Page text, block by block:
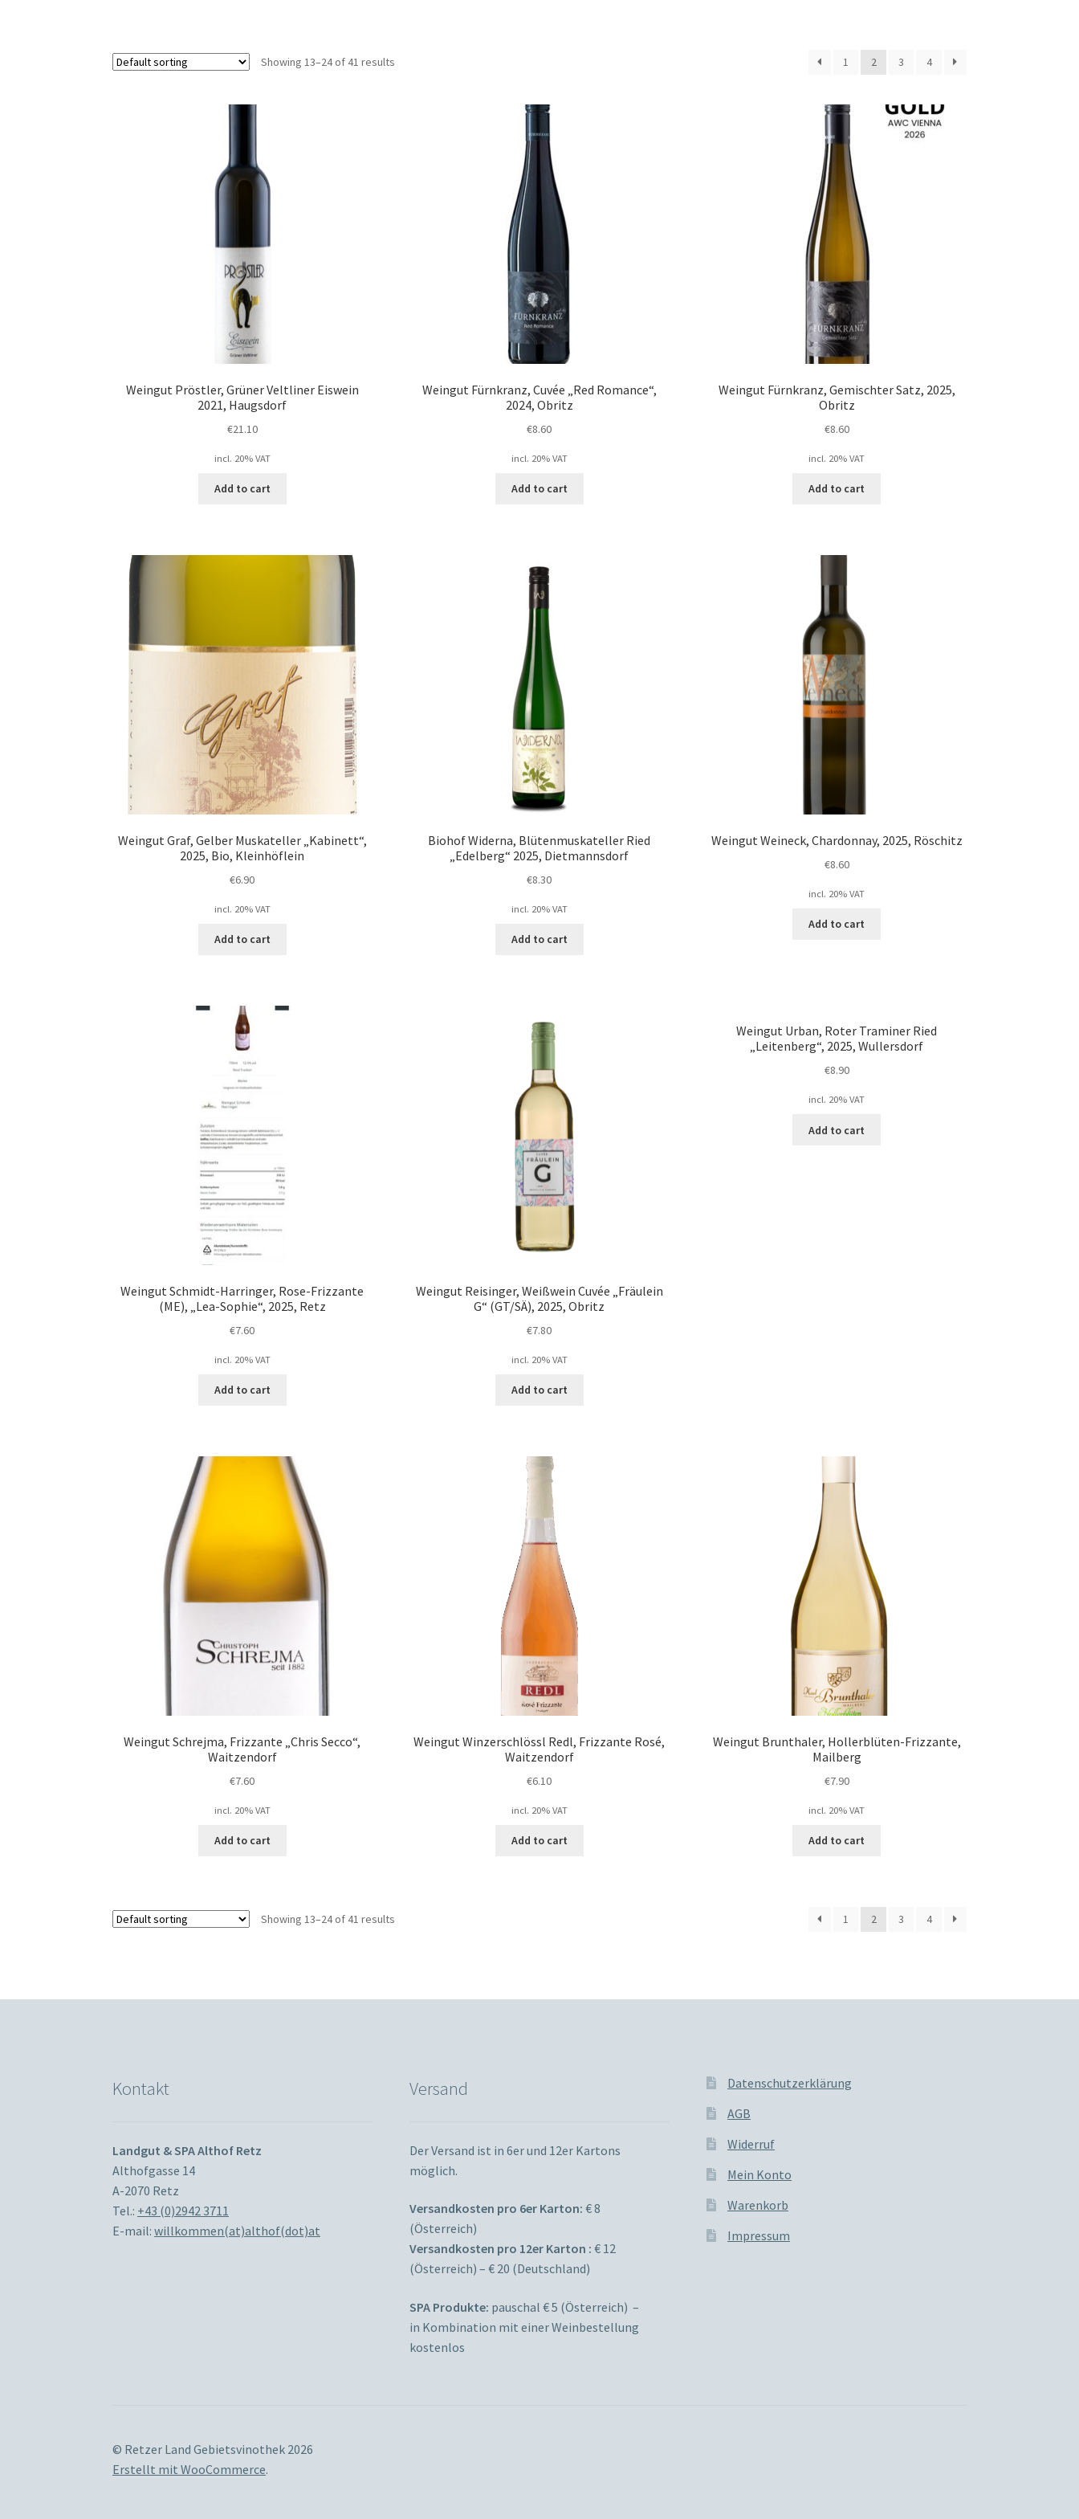
Showing 13–24 of 41 results 1 2 3 4
Weingut Pröstler, Grüner Veltliner Eiswein
2021, Haugsdorf
€21.10
incl. 20% VAT
Add to cart
Weingut Fürnkranz, Cuvée „Red Romance“,
2024, Obritz
€8.60
incl. 20% VAT
Add to cart
Weingut Fürnkranz, Gemischter Satz, 2025,
Obritz
€8.60
incl. 20% VAT
Add to cart
Weingut Graf, Gelber Muskateller „Kabinett“,
2025, Bio, Kleinhöflein
€6.90
incl. 20% VAT
Add to cart
Biohof Widerna, Blütenmuskateller Ried
„Edelberg“ 2025, Dietmannsdorf
€8.30
incl. 20% VAT
Add to cart
Weingut Weineck, Chardonnay, 2025, Röschitz
€8.60
incl. 20% VAT
Add to cart
Weingut Schmidt-Harringer, Rose-Frizzante
(ME), „Lea-Sophie“, 2025, Retz
€7.60
incl. 20% VAT
Add to cart
Weingut Reisinger, Weißwein Cuvée „Fräulein
G“ (GT/SÄ), 2025, Obritz
€7.80
incl. 20% VAT
Add to cart
Weingut Urban, Roter Traminer Ried
„Leitenberg“, 2025, Wullersdorf
€8.90
incl. 20% VAT
Add to cart
Weingut Schrejma, Frizzante „Chris Secco“,
Waitzendorf
€7.60
incl. 20% VAT
Add to cart
Weingut Winzerschlössl Redl, Frizzante Rosé,
Waitzendorf
€6.10
incl. 20% VAT
Add to cart
Weingut Brunthaler, Hollerblüten-Frizzante,
Mailberg
€7.90
incl. 20% VAT
Add to cart
Showing 13–24 of 41 results 1 2 3 4
Kontakt
Landgut & SPA Althof Retz
Althofgasse 14
A-2070 Retz
Tel.: +43 (0)2942 3711
E-mail:willkommen(at)althof(dot)at
Versand
Der Versand ist in 6er und 12er Kartons
möglich.
Versandkosten pro 6er Karton: € 8
(Österreich)
Versandkosten pro 12er Karton : € 12
(Österreich) – € 20 (Deutschland)
SPA Produkte: pauschal € 5 (Österreich) –
in Kombination mit einer Weinbestellung
kostenlos
Datenschutzerklärung
AGB
Widerruf
Mein Konto
Warenkorb
Impressum
© Retzer Land Gebietsvinothek 2026
Erstellt mit WooCommerce.